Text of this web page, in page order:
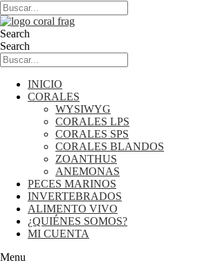
Search
Search
INICIO
CORALES
WYSIWYG
CORALES LPS
CORALES SPS
CORALES BLANDOS
ZOANTHUS
ANEMONAS
PECES MARINOS
INVERTEBRADOS
ALIMENTO VIVO
¿QUIÉNES SOMOS?
MI CUENTA
Menu